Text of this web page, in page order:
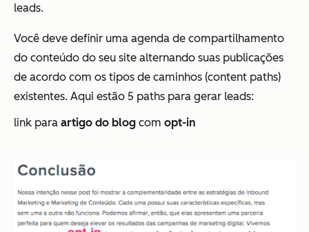
leads.
Você deve definir uma agenda de compartilhamento
do conteúdo do seu site alternando suas publicações
de acordo com os tipos de caminhos (content paths)
existentes. Aqui estão 5 paths para gerar leads:
link para artigo do blog com opt-in